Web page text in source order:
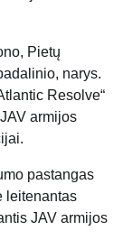
Pietų
narys.
Resolve“
armijos
pastangas
leitenantas
JAV armijos